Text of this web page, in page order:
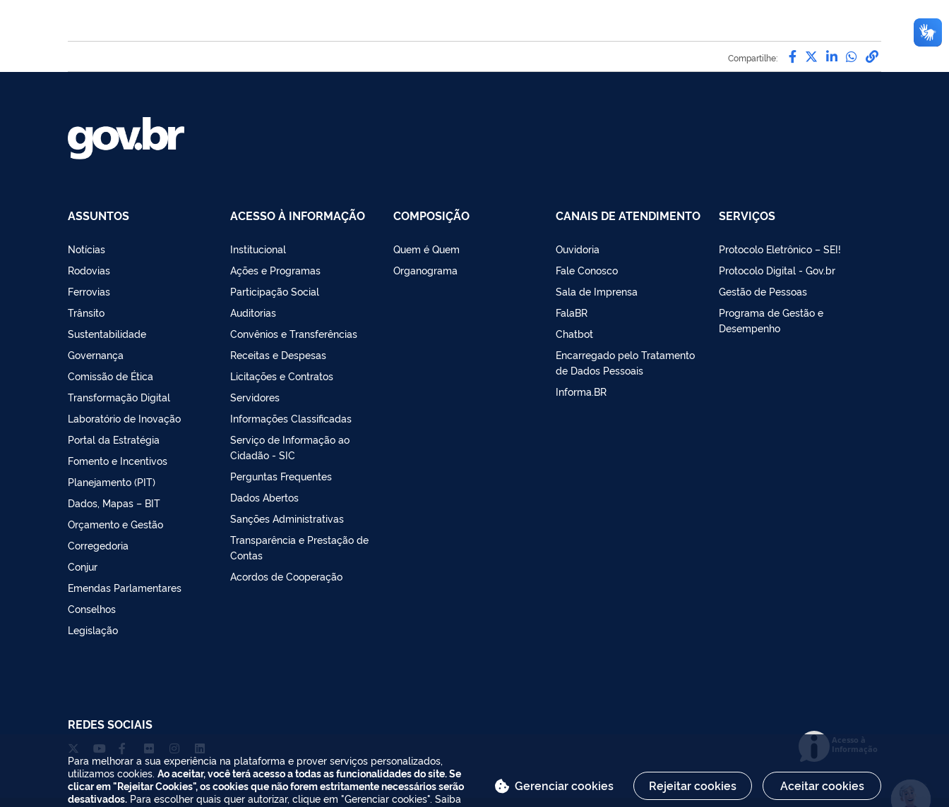
Compartilhe: Compartilhe por
Compartilhe por
Compartilhe por
Compartilhe
link para
ASSUNTOS
Notícias
Rodovias
Ferrovias
Trânsito
Sustentabilidade
Governança
Comissão de Ética
Transformação Digital
Laboratório de Inovação
Portal da Estratégia
Fomento e Incentivos
Planejamento (PIT)
Dados, Mapas – BIT
Orçamento e Gestão
Corregedoria
Conjur
Emendas Parlamentares
Conselhos
Legislação
ACESSO À INFORMAÇÃO
Institucional
Ações e Programas
Participação Social
Auditorias
Convênios e Transferências
Receitas e Despesas
Licitações e Contratos
Servidores
Informações Classificadas
Serviço de Informação ao
Cidadão - SIC
Perguntas Frequentes
Dados Abertos
Sanções Administrativas
Transparência e Prestação de
Contas
Acordos de Cooperação
COMPOSIÇÃO
Quem é Quem
Organograma
CANAIS DE ATENDIMENTO
Ouvidoria
Fale Conosco
Sala de Imprensa
FalaBR
Chatbot
Encarregado pelo Tratamento
de Dados Pessoais
Informa.BR
SERVIÇOS
Protocolo Eletrônico – SEI!
Protocolo Digital - Gov.br
Gestão de Pessoas
Programa de Gestão e
Desempenho
REDES SOCIAIS
Acesso à
Informação
Para melhorar a sua experiência na plataforma e prover serviços personalizados,
utilizamos cookies. Ao aceitar, você terá acesso a todas as funcionalidades do site. Se
clicar em "Rejeitar Cookies", os cookies que não forem estritamente necessários serão
desativados. Para escolher quais quer autorizar, clique em "Gerenciar cookies". Saiba
Gerenciar cookies Rejeitar cookies Aceitar cookies